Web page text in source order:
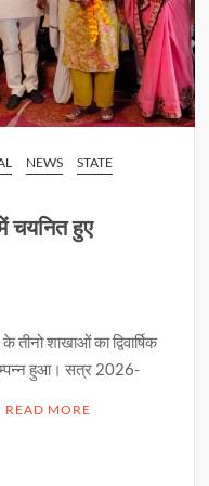
NEWS
STATE
चयनित हुए
शाखाओं का द्विवार्षिक
हुआ। सत्र 2026-
READ MORE